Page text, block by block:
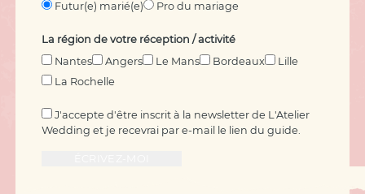
Futur(e) marié(e) Pro du mariage
La région de votre réception / activité
Nantes
Angers Le Mans Bordeaux
Lille
La Rochelle
J'accepte d'être inscrit à la newsletter de L'Atelier
Wedding et je recevrai par e-mail le lien du guide.